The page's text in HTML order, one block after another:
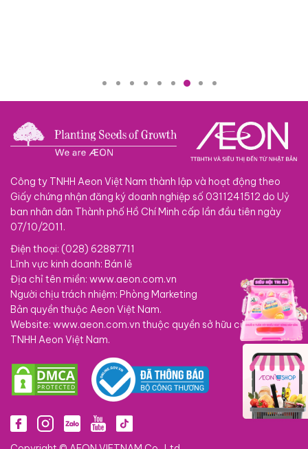
Công ty TNHH Aeon Việt Nam thành lập và hoạt động theo
Giấy chứng nhận đăng ký doanh nghiệp số 0311241512 do Uỷ
ban nhân dân Thành phố Hồ Chí Minh cấp lần đầu tiên ngày
07/10/2011.
Điện thoại: (028) 62887711
Lĩnh vực kinh doanh: Bán lẻ
Địa chỉ tên miền: www.aeon.com.vn
Người chịu trách nhiệm: Phòng Marketing
Bản quyền thuộc Aeon Việt Nam.
Website: www.aeon.com.vn thuộc quyền sở hữu của Công ty
TNHH Aeon Việt Nam.